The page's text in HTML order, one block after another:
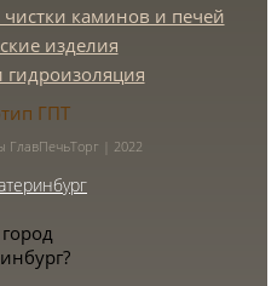
каминов и печей
изделия
ГлавПечьТорг | 2022